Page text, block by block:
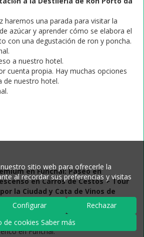
haremos una parada para visitar la
azúcar y aprender cómo se elabora el
con una degustación de ron y poncha.
a nuestro hotel.
cuenta propia. Hay muchas opciones
de nuestro hotel.
en Funchal: Paseo en
en Carros de Cestos + Tour
la Ciudad y Cata de Vinos de
con nuestro guía local en la recepción
en Funchal.
sitio web para ofrecerle la
al recordar sus preferencias y visitas
Configurar
Rechazar
de cookies Saber más